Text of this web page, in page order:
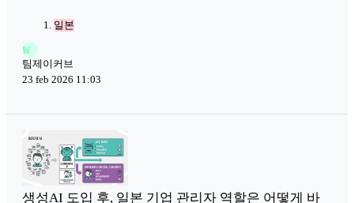
일본
팀
팀제이커브
23 feb 2026 11:03
생성AI 도입 후, 일본 기업 관리자 역할은 어떻게 바